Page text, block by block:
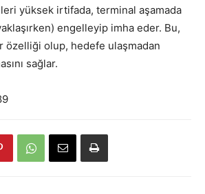
yüksek irtifada, terminal aşamada
engelleyip imha eder. Bu,
özelliği olup, hedefe ulaşmadan
sağlar.